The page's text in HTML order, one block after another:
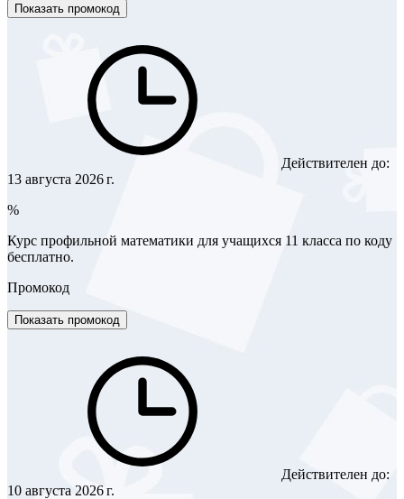
Показать промокод
Действителен до:
13 августа 2026 г.
%
Курс профильной математики для учащихся 11 класса по коду
бесплатно.
Промокод
Показать промокод
Действителен до:
10 августа 2026 г.